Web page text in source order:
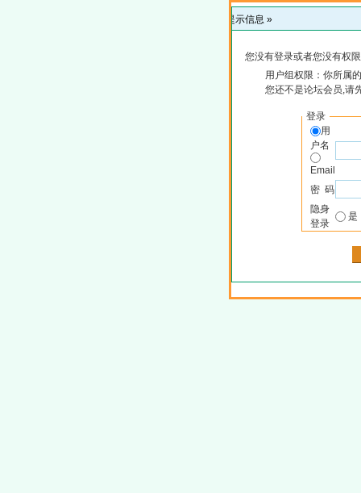
提示信息 »
您没有登录或者您没有权
用户组权限：你所属
您还不是论坛会员,请
登录
用
户名
Email
密 码
隐身
登录